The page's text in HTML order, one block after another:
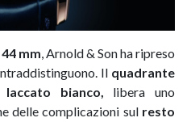
mm, Arnold & Son ha ripreso
Il quadrante
bianco, libera uno
delle complicazioni sul resto